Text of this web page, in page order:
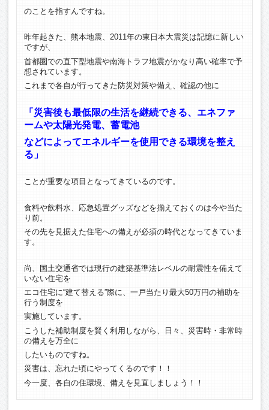
のことを指すんですね。
昨年起きた、熊本地震、2011年の東日本大震災は記憶に新しい
ですが、
首都圏での直下型地震や南海トラフ地震がかなり高い確率で予
想されています。
これまで各自が行ってきた防災対策や備え、確認の他に
「災害後も最低限の生活を継続できる、エネファ
ームや太陽光発電、蓄電池
などによってエネルギーを使用できる環境を整え
る」
ことが重要な項目となってきているのです。
食料や飲料水、応急処置グッズなどを揃えておくのは今や当た
り前。
その先を見据えた住宅への備えが必須の時代となってきていま
す。
尚、国土交通省では現行の建築基準法レベルの耐震性を備えて
いない住宅を
エコ住宅に“建て替える”際に、一戸当たり最大50万円の補助を
行う制度を
実施しています。
こうした補助制度を賢く利用しながら、日々、災害時・非常時
の備えを万全に
したいものですね。
災害は、忘れた頃にやってくるのです！！
今一度、各自の住環境、備えを見直しましょう！！